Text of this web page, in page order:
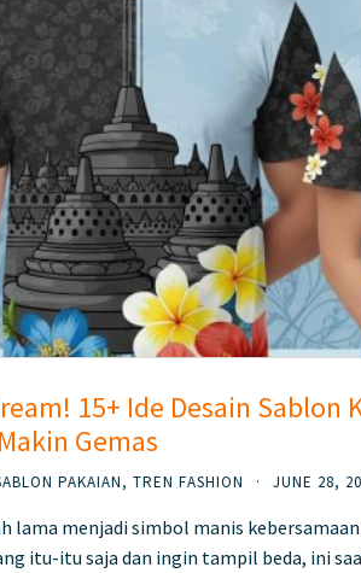
15+ Ide Desain Sablon
Gemas
PAKAIAN, TREN FASHION · JUNE 28,
lama menjadi simbol manis
itu-itu saja dan ingin tampil beda, ini